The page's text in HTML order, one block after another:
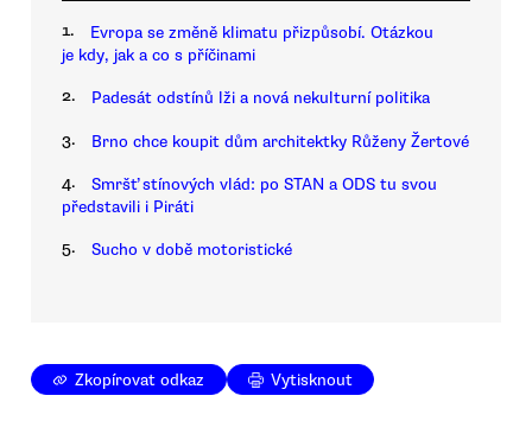
1.
Evropa se změně klimatu přizpůsobí. Otázkou
je kdy, jak a co s příčinami
2. Padesát odstínů lži a nová nekulturní politika
3. Brno chce koupit dům architektky Růženy Žertové
4.
Smršť stínových vlád: po STAN a ODS tu svou
představili i Piráti
5. Sucho v době motoristické
Zkopírovat odkaz Vytisknout